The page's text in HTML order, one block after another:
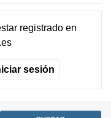
registradoen
sesión